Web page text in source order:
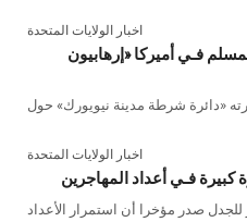
اخبار الولايات المتحدة
فـي أميركا «إرهابيون
اخبار الولايات المتحدة
فـي أعداد المهاجرين